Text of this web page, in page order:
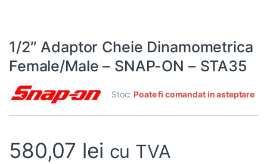
1/2″ Adaptor Cheie Dinamometrica
Female/Male – SNAP-ON – STA35
Stoc: Poate fi comandat in asteptare
580,07 lei cu TVA